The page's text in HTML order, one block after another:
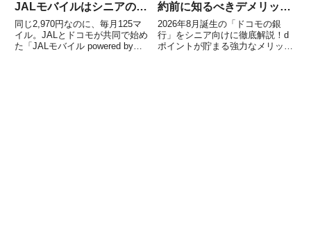
JALモバイルはシニアのス
マホ代節約になるのか
同じ2,970円なのに、毎月125マ
イル。JALとドコモが共同で始め
た「JALモバイル powered by
約前に知るべきデメリット
を解説
2026年8月誕生の「ドコモの銀
行」をシニア向けに徹底解説！d
ポイントが貯まる強力なメリット